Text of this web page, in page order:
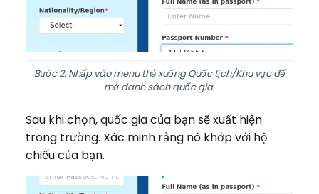
Bước 2: Nhấp vào menu thả xuống Quốc tịch/Khu vực để
mở danh sách quốc gia.
Sau khi chọn, quốc gia của bạn sẽ xuất hiện
trong trường. Xác minh rằng nó khớp với hộ
chiếu của bạn.